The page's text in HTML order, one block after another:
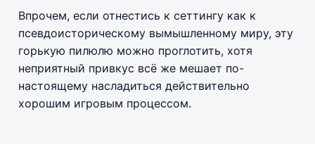
Впрочем, если отнестись к сеттингу как к
псевдоисторическому вымышленному миру, эту
горькую пилюлю можно проглотить, хотя
неприятный привкус всё же мешает по-
настоящему насладиться действительно
хорошим игровым процессом.